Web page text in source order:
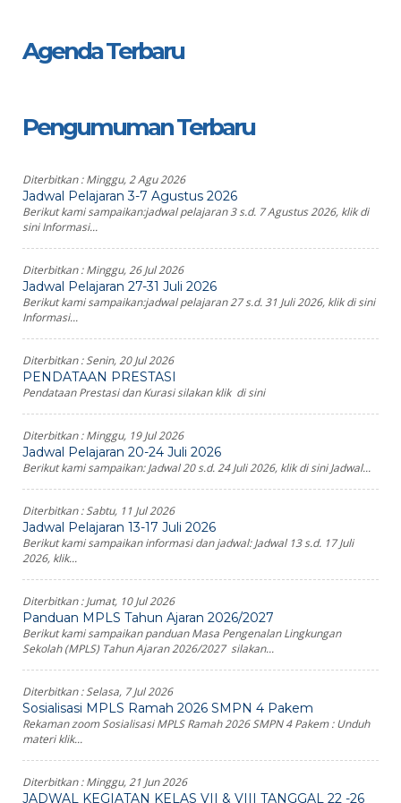
Agenda Terbaru
Pengumuman Terbaru
Diterbitkan :Minggu, 2 Agu 2026
Jadwal Pelajaran 3-7 Agustus 2026
Berikut kami sampaikan:jadwal pelajaran 3 s.d. 7 Agustus 2026, klik di
sini Informasi...
Diterbitkan :Minggu, 26 Jul 2026
Jadwal Pelajaran 27-31 Juli 2026
Berikut kami sampaikan:jadwal pelajaran 27 s.d. 31 Juli 2026, klik di sini
Informasi...
Diterbitkan :Senin, 20 Jul 2026
PENDATAAN PRESTASI
Pendataan Prestasi dan Kurasi silakan klik di sini
Diterbitkan :Minggu, 19 Jul 2026
Jadwal Pelajaran 20-24 Juli 2026
Berikut kami sampaikan: Jadwal 20 s.d. 24 Juli 2026, klik di sini Jadwal...
Diterbitkan :Sabtu, 11 Jul 2026
Jadwal Pelajaran 13-17 Juli 2026
Berikut kami sampaikan informasi dan jadwal: Jadwal 13 s.d. 17 Juli
2026, klik...
Diterbitkan :Jumat, 10 Jul 2026
Panduan MPLS Tahun Ajaran 2026/2027
Berikut kami sampaikan panduan Masa Pengenalan Lingkungan
Sekolah (MPLS) Tahun Ajaran 2026/2027 silakan...
Diterbitkan :Selasa, 7 Jul 2026
Sosialisasi MPLS Ramah 2026 SMPN 4 Pakem
Rekaman zoom Sosialisasi MPLS Ramah 2026 SMPN 4 Pakem : Unduh
materi klik...
Diterbitkan :Minggu, 21 Jun 2026
JADWAL KEGIATAN KELAS VII & VIII TANGGAL 22 -26